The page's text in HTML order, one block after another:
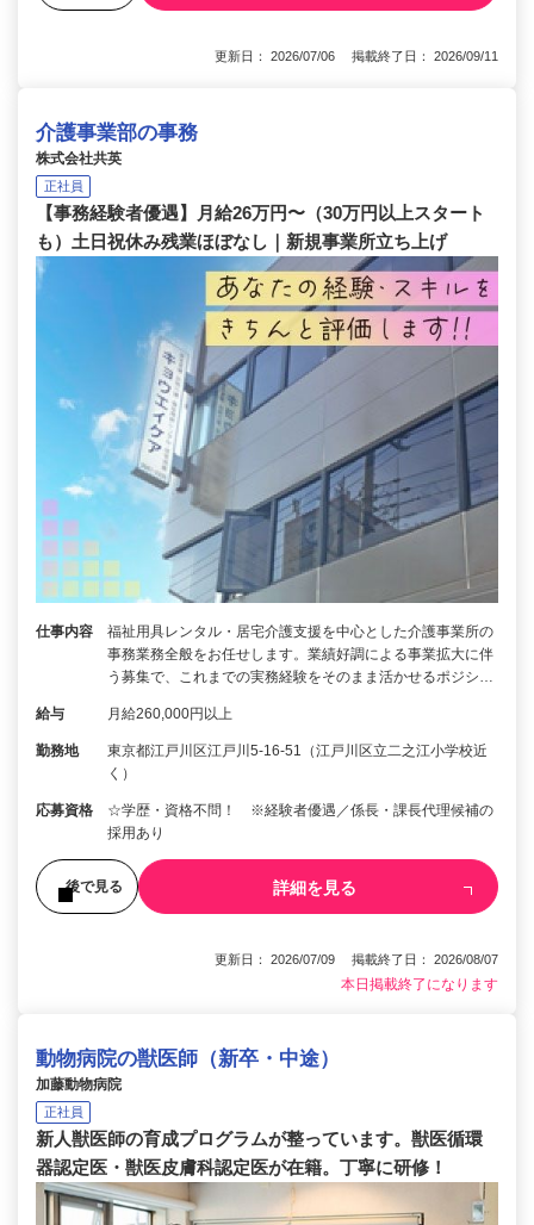
更新日： 2026/07/06 掲載終了日： 2026/09/11
介護事業部の事務
株式会社共英
正社員
【事務経験者優遇】月給26万円〜（30万円以上スタート
も）土日祝休み残業ほぼなし｜新規事業所立ち上げ
仕事内容
福祉用具レンタル・居宅介護支援を中心とした介護事業所の
事務業務全般をお任せします。業績好調による事業拡大に伴
う募集で、これまでの実務経験をそのまま活かせるポジシ…
給与 月給260,000円以上
勤務地
東京都江戸川区江戸川5-16-51（江戸川区立二之江小学校近
く）
応募資格
☆学歴・資格不問！ ※経験者優遇／係長・課長代理候補の
採用あり
後で見る 詳細を見る
更新日： 2026/07/09 掲載終了日： 2026/08/07
本日掲載終了になります
動物病院の獣医師（新卒・中途）
加藤動物病院
正社員
新人獣医師の育成プログラムが整っています。獣医循環
器認定医・獣医皮膚科認定医が在籍。丁寧に研修！